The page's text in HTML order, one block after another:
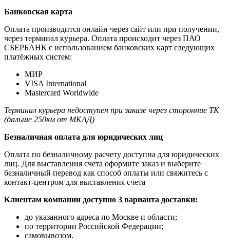
Банковская карта
Оплата производится онлайн через сайт или при получении,
через терминал курьера. Оплата происходит через ПАО
СБЕРБАНК с использованием банковских карт следующих
платёжных систем:
МИР
VISA International
Mastercard Worldwide
Терминал курьера недоступен при заказе через сторонние ТК
(дальше 250км от МКАД)
Безналичная оплата для юридических лиц
Оплата по безналичному расчету доступна для юридических
лиц. Для выставления счета оформите заказ и выберите
безналичный перевод как способ оплаты или свяжитесь с
контакт-центром для выставления счета
Клиентам компании доступно 3 варианта доставки:
до указанного адреса по Москве и области;
по территории Российской Федерации;
самовывозом.